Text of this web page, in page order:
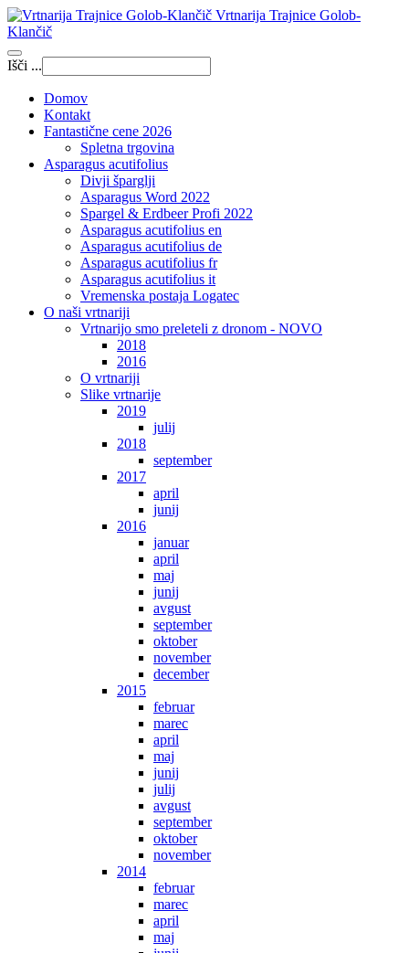
Vrtnarija Trajnice Golob-
Klančič
Išči ...
Domov
Kontakt
Fantastične cene 2026
Spletna trgovina
Asparagus acutifolius
Divji šparglji
Asparagus Word 2022
Spargel & Erdbeer Profi 2022
Asparagus acutifolius en
Asparagus acutifolius de
Asparagus acutifolius fr
Asparagus acutifolius it
Vremenska postaja Logatec
O naši vrtnariji
Vrtnarijo smo preleteli z dronom - NOVO
2018
2016
O vrtnariji
Slike vrtnarije
2019
julij
2018
september
2017
april
junij
2016
januar
april
maj
junij
avgust
september
oktober
november
december
2015
februar
marec
april
maj
junij
julij
avgust
september
oktober
november
2014
februar
marec
april
maj